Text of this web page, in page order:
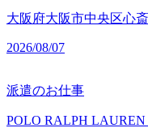
大阪府大阪市中央区心
2026/08/07
派遣のお仕事
POLO RALPH